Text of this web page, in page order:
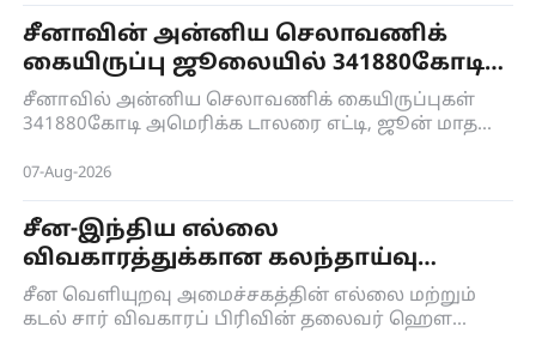
சீனாவின் அன்னிய செலாவணிக்
கையிருப்பு ஜூலையில் 341880கோடி
டாலரை எட்டியது
சீனாவில் அன்னிய செலாவணிக் கையிருப்புகள்
341880கோடி அமெரிக்க டாலரை எட்டி, ஜூன் மாத
அதிகரித்தது.
07-Aug-2026
சீன-இந்திய எல்லை
விவகாரத்துக்கான கலந்தாய்வு
மற்றும் ஒருங்கிணைப்புப் பணி
அமைப்புமுறை பற்றிய 36வது கூட்டம்
சீன வெளியுறவு அமைச்சகத்தின் எல்லை மற்றும்
கடல் சார் விவகாரப் பிரிவின் தலைவர் ஹௌ